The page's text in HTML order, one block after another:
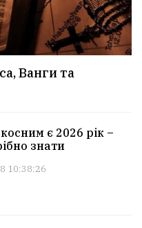
Ванги та
є 2026 рік –
знати
10:38:26